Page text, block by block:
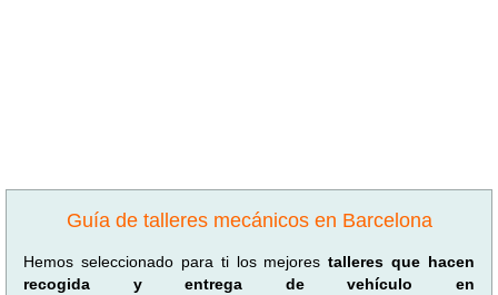
Guía de talleres mecánicos en Barcelona
Hemos seleccionado para ti los mejorestalleres que hacen
recogida y entrega de vehículo en